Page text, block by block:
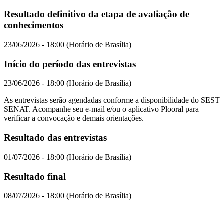
Resultado definitivo da etapa de avaliação de
conhecimentos
23/06/2026 - 18:00 (Horário de Brasília)
Início do período das entrevistas
23/06/2026 - 18:00 (Horário de Brasília)
As entrevistas serão agendadas conforme a disponibilidade do SEST
SENAT. Acompanhe seu e-mail e/ou o aplicativo Plooral para
verificar a convocação e demais orientações.
Resultado das entrevistas
01/07/2026 - 18:00 (Horário de Brasília)
Resultado final
08/07/2026 - 18:00 (Horário de Brasília)